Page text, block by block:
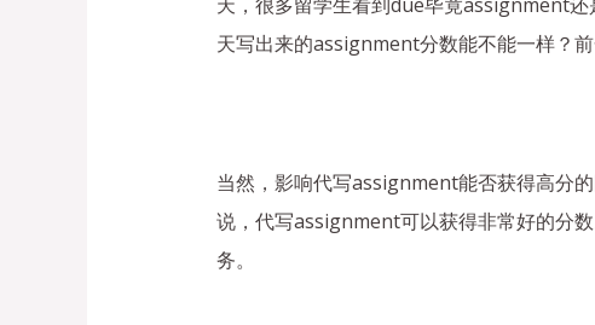
天写出来的assignment分数能不能一样？
当然，影响代写assignment能否获得高分
说，代写assignment可以获得非常好的分
务。